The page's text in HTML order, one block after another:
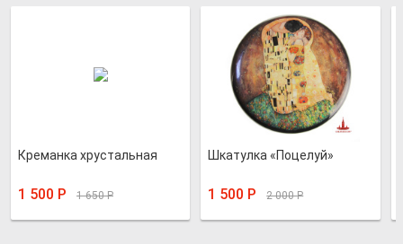
Креманка хрустальная
1 500 Р 1 650Р
Шкатулка «Поцелуй»
1 500 Р 2 000Р